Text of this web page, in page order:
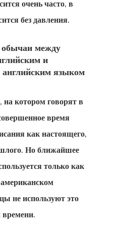
очень часто, в
без давления.
между
и
языком
котором говорят в
время
как настоящего,
Но ближайшее
только как
не используют это
Стартапов
Жительство
Греции
Золотая
Вид На
Жительство
Разрешение
Работу В
Европейском